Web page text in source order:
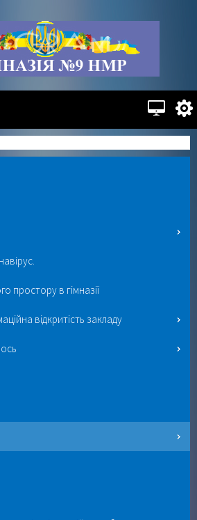
простору в гімназії
відкритість закладу